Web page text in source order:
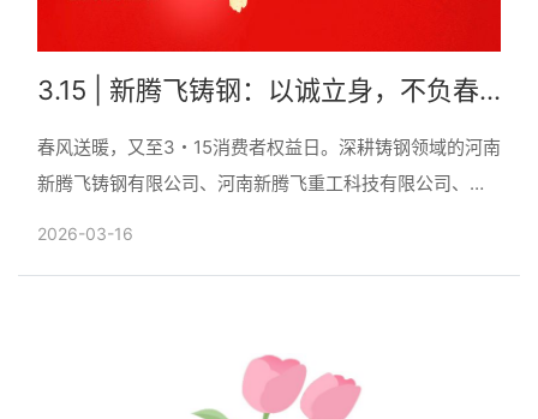
3.15 | 新腾飞铸钢：以诚立身，不负春
光不负客
春风送暖，又至3・15消费者权益日。深耕铸钢领域的河南
新腾飞铸钢有限公司、河南新腾飞重工科技有限公司、河
2026-03-16